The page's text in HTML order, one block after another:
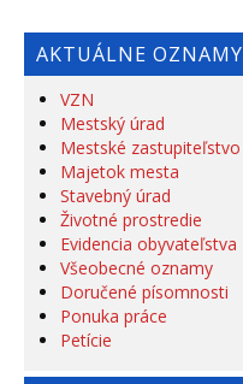
AKTUÁLNE OZNAMY
VZN
Mestský úrad
Mestské zastupiteľstvo
Majetok mesta
Stavebný úrad
Životné prostredie
Evidencia obyvateľstva
Všeobecné oznamy
Doručené písomnosti
Ponuka práce
Petície